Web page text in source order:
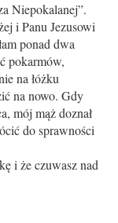
Niepokalanej”.
i Panu Jezusowi
ponad dwa
pokarmów,
na łóżku
na nowo. Gdy
mój mąż doznał
do sprawności
i że czuwasz nad